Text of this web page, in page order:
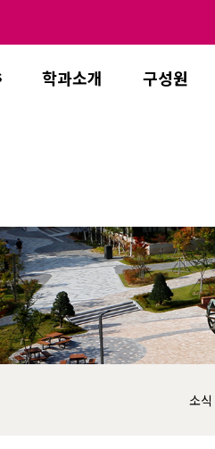
학과소개 구성원
소식